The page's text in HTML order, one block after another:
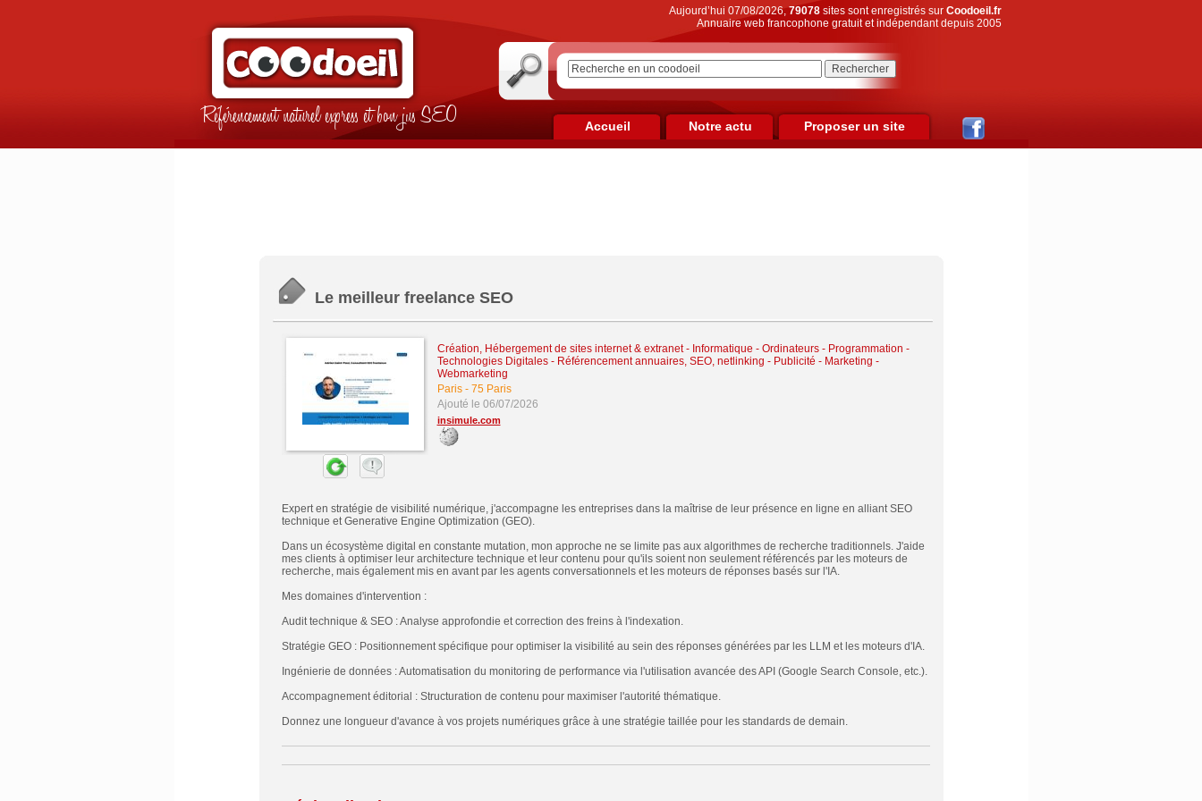
Référencement naturel express et bon jus SEO
Aujourd’hui 07/08/2026,79078sites sont enregistrés sur Coodoeil.fr
Annuaire web francophone gratuit et indépendant depuis 2005
Accueil Notre actu Proposer un site
Le meilleur freelance SEO
Création, Hébergement de sites internet & extranet- Informatique - Ordinateurs - Programmation -
Technologies Digitales- Référencement annuaires, SEO, netlinking - Publicité - Marketing -
Webmarketing
Paris- 75 Paris
Ajouté le 06/07/2026
insimule.com
Expert en stratégie de visibilité numérique, j'accompagne les entreprises dans la maîtrise de leur présence en ligne en alliant SEO
technique et Generative Engine Optimization (GEO).
Dans un écosystème digital en constante mutation, mon approche ne se limite pas aux algorithmes de recherche traditionnels. J'aide
mes clients à optimiser leur architecture technique et leur contenu pour qu'ils soient non seulement référencés par les moteurs de
recherche, mais également mis en avant par les agents conversationnels et les moteurs de réponses basés sur l'IA.
Mes domaines d'intervention :
Audit technique & SEO : Analyse approfondie et correction des freins à l'indexation.
Stratégie GEO : Positionnement spécifique pour optimiser la visibilité au sein des réponses générées par les LLM et les moteurs d'IA.
Ingénierie de données : Automatisation du monitoring de performance via l'utilisation avancée des API (Google Search Console, etc.).
Accompagnement éditorial : Structuration de contenu pour maximiser l'autorité thématique.
Donnez une longueur d'avance à vos projets numériques grâce à une stratégie taillée pour les standards de demain.